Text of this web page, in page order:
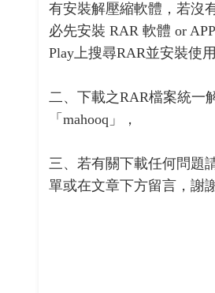
有安裝解壓縮軟體，若沒
必先安裝 RAR 軟體 or
Play上搜尋RAR並安裝使用
二、下載之RAR檔案統一
「mahooq」，
三、若有關下載任何問題
單或在文章下方留言，謝謝